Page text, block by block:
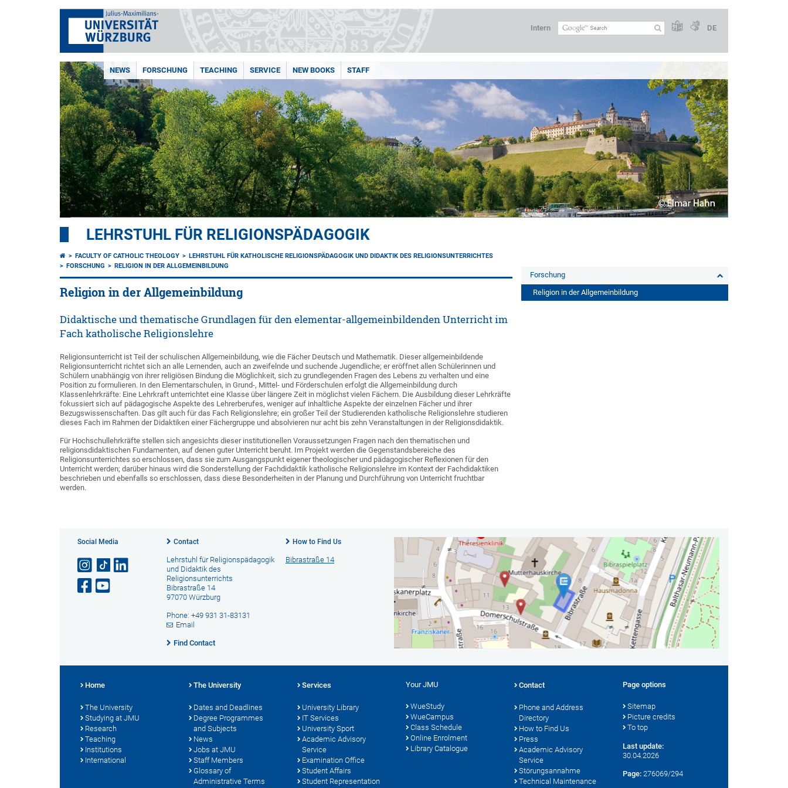
Intern DE
NEWS FORSCHUNG TEACHING SERVICE NEW BOOKS STAFF
LEHRSTUHL FÜR RELIGIONSPÄDAGOGIK
FACULTY OF CATHOLIC THEOLOGY
LEHRSTUHL FÜR KATHOLISCHE RELIGIONSPÄDAGOGIK UND DIDAKTIK DES RELIGIONSUNTERRICHTES
FORSCHUNG
RELIGION IN DER ALLGEMEINBILDUNG
Religion in der Allgemeinbildung
Didaktische und thematische Grundlagen für den elementar-allgemeinbildenden Unterricht im
Fach katholische Religionslehre
Religionsunterricht ist Teil der schulischen Allgemeinbildung, wie die Fächer Deutsch und Mathematik. Dieser allgemeinbildende
Religionsunterricht richtet sich an alle Lernenden, auch an zweifelnde und suchende Jugendliche; er eröffnet allen Schülerinnen und
Schülern unabhängig von ihrer religiösen Bindung die Möglichkeit, sich zu grundlegenden Fragen des Lebens zu verhalten und eine
Position zu formulieren. In den Elementarschulen, in Grund-, Mittel- und Förderschulen erfolgt die Allgemeinbildung durch
Klassenlehrkräfte: Eine Lehrkraft unterrichtet eine Klasse über längere Zeit in möglichst vielen Fächern. Die Ausbildung dieser Lehrkräfte
fokussiert sich auf pädagogische Aspekte des Lehrerberufes, weniger auf inhaltliche Aspekte der einzelnen Fächer und ihrer
Bezugswissenschaften. Das gilt auch für das Fach Religionslehre; ein großer Teil der Studierenden katholische Religionslehre studieren
dieses Fach im Rahmen der Didaktiken einer Fächergruppe und absolvieren nur acht bis zehn Veranstaltungen in der Religionsdidaktik.
Für Hochschullehrkräfte stellen sich angesichts dieser institutionellen Voraussetzungen Fragen nach den thematischen und
religionsdidaktischen Fundamenten, auf denen guter Unterricht beruht. Im Projekt werden die Gegenstandsbereiche des
Religionsunterrichtes so erschlossen, dass sie zum Ausgangspunkt eigener theologischer und pädagogischer Reflexionen für den
Unterricht werden; darüber hinaus wird die Sonderstellung der Fachdidaktik katholische Religionslehre im Kontext der Fachdidaktiken
beschrieben und ebenfalls so erschlossen, dass diese Besonderheiten in der Planung und Durchführung von Unterricht fruchtbar
werden.
Forschung
Religion in der Allgemeinbildung
Social Media Contact
Lehrstuhl für Religionspädagogik
und Didaktik des
Religionsunterrichts
Bibrastraße 14
97070 Würzburg
Phone: +49 931 31-83131
Email
Find Contact
How to Find Us
Bibrastraße 14
Home
The University
Studying at JMU
Research
Teaching
Institutions
International
The University
Dates and Deadlines
Degree Programmes
and Subjects
News
Jobs at JMU
Staff Members
Glossary of
Administrative Terms
Services
University Library
IT Services
University Sport
Academic Advisory
Service
Examination Office
Student Affairs
Student Representation
Your JMU
WueStudy
WueCampus
Class Schedule
Online Enrolment
Library Catalogue
Contact
Phone and Address
Directory
How to Find Us
Press
Academic Advisory
Service
Störungsannahme
Technical Maintenance
Page options
Sitemap
Picture credits
To top
Last update:
30.04.2026
Page: 276069/294